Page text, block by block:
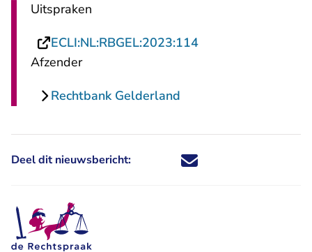
Uitspraken
ECLI:NL:RBGEL:2023:114- U verlaat
Afzender
Rechtbank Gelderland
Deel dit nieuwsbericht: Deel dit nieuwsbericht via X -
Deel dit nieuwsbericht via
Deel dit nieuwsbericht
Deel dit